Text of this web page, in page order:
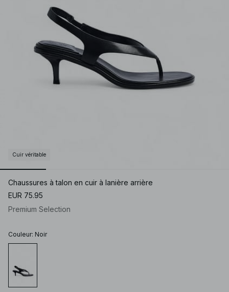
Cuir véritable
Chaussures à talon en cuir à lanière arrière
EUR 75.95
Premium Selection
Couleur: Noir